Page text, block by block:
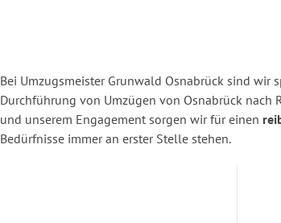
Bei Umzugsmeister Grunwald Osnabrück sind wir
Durchführung von Umzügen von Osnabrück nach
und unserem Engagement sorgen wir für einen
Bedürfnisse immer an erster Stelle stehen.